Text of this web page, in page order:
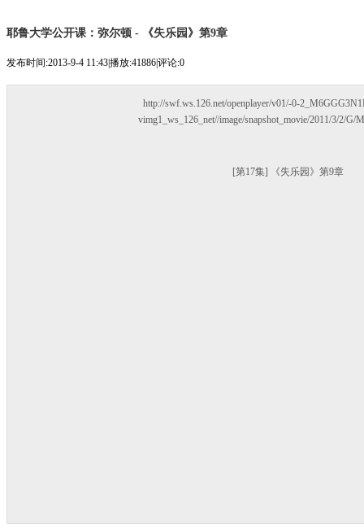
耶鲁大学公开课：弥尔顿 - 《失乐园》第9章
发布时间:2013-9-4 11:43播放:41886评论:0
http://swf.ws.126.net/openplayer/v01/-0-
vimg1_ws_126_net//image/snapshot_movie/2011/3/2/
[第17集] 《失乐园》第9章